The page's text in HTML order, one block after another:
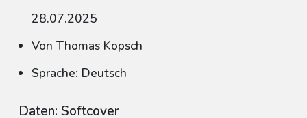
28.07.2025
Von Thomas Kopsch
Sprache: Deutsch
Daten: Softcover